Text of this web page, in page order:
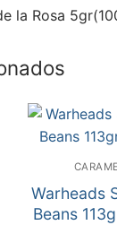
la Rosa
Warheads
Beans